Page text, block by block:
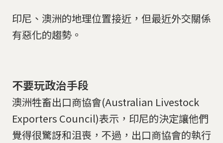
印尼、澳洲的地理位置接近，但最近外交關係
有惡化的趨勢。
不要玩政治手段
澳洲牲畜出口商協會(Australian Livestock
Exporters Council)表示，印尼的決定讓他們
覺得很驚訝和沮喪，不過，出口商協會的執行